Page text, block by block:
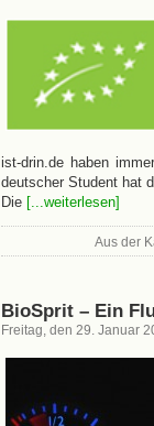
ist-drin.de haben
deutscher Student hat
Die [...weiterlesen]
Aus der
BioSprit – Ein
Freitag, den 29. Januar